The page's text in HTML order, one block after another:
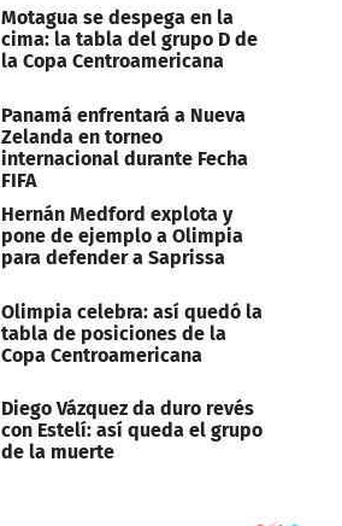
Motagua se despega en la
cima: la tabla del grupo D de
la Copa Centroamericana
Panamá enfrentará a Nueva
Zelanda en torneo
internacional durante Fecha
FIFA
Hernán Medford explota y
pone de ejemplo a Olimpia
para defender a Saprissa
Olimpia celebra: así quedó la
tabla de posiciones de la
Copa Centroamericana
Diego Vázquez da duro revés
con Estelí: así queda el grupo
de la muerte